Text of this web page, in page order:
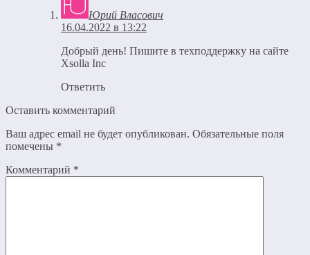
Юрий Власович
16.04.2022 в 13:22
Добрый день! Пишите в техподдержку на сайте
Xsolla Inc
Ответить
Оставить комментарий
Ваш адрес email не будет опубликован. Обязательные поля
помечены *
Комментарий *